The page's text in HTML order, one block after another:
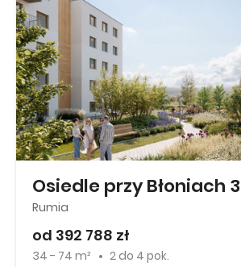
Osiedle przy Błoniach 3
Rumia
od 392 788 zł
34 - 74 m² 2 do 4 pok.